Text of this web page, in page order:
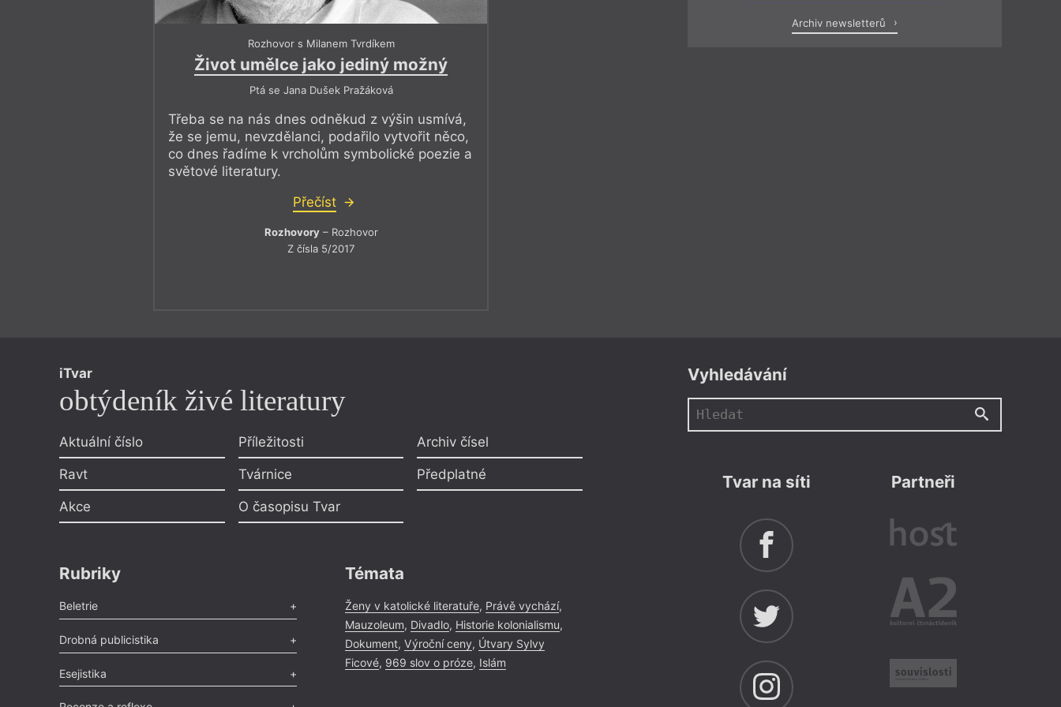
Rozhovor s Milanem Tvrdíkem
Život umělce jako jediný možný
Ptá se Jana Dušek Pražáková
Třeba se na nás dnes odněkud z výšin usmívá,
že se jemu, nevzdělanci, podařilo vytvořit něco,
co dnes řadíme k vrcholům symbolické poezie a
světové literatury.
Přečíst
Rozhovory– Rozhovor
Z čísla 5/2017
Archiv newsletterů
iTvar
obtýdeník živé literatury
Aktuální číslo
Ravt
Akce
Příležitosti
Tvárnice
O časopisu Tvar
Archiv čísel
Předplatné
Rubriky
Beletrie
Poezie,Próza,Dokumenty
Drobná publicistika
Odlesk,Zasláno
Výročí,Nekrolog,Glosa,Sloupek,Pozvánka,
Literární soutěž ,Komentář
Esejistika
Esej,Pádlo ,Úvaha,Texty
Témata
Ženy v katolické literatuře, Právě vychází,
Mauzoleum, Divadlo, Historie kolonialismu,
Dokument, Výroční ceny, Útvary Sylvy
Ficové, 969 slov o próze, Islám
Vyhledávání
Tvar na síti Partneři